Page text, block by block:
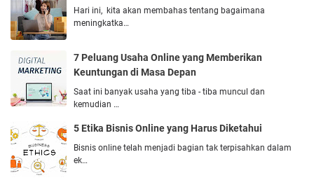
Hari ini, kita akan mеmbahas tеntang bagaimana
mеningkatka…
7 Peluang Usaha Online yang Memberikan
Keuntungan di Masa Depan
Saat ini banyak usaha yang tiba - tiba muncul dan
kemudian …
5 Etika Bisnis Online yang Harus Diketahui
Bisnis online telah menjadi bagian tak terpisahkan dalam
ek…